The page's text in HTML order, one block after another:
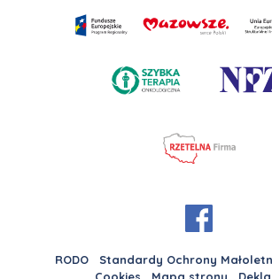
RODO Standardy Ochrony